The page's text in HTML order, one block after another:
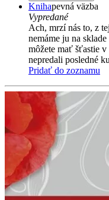
Knihapevná väzba
Vypredané
Ach, mrzí nás to, z
nemáme ju na
môžete mať šťastie
nepredali posledné
Pridať do zoznamu